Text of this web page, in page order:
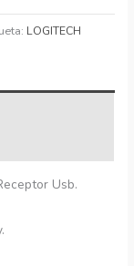
LOGITECH
Usb.